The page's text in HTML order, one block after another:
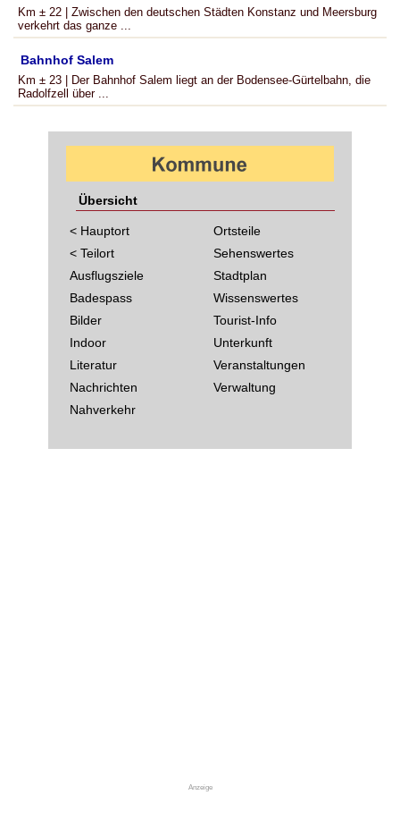
Km ± 22 | Zwischen den deutschen Städten Konstanz und Meersburg
verkehrt das ganze ...
Bahnhof Salem
Km ± 23 | Der Bahnhof Salem liegt an der Bodensee-Gürtelbahn, die
Radolfzell über ...
Übersicht
< Hauptort
< Teilort
Ausflugsziele
Badespass
Bilder
Indoor
Literatur
Nachrichten
Nahverkehr
Ortsteile
Sehenswertes
Stadtplan
Wissenswertes
Tourist-Info
Unterkunft
Veranstaltungen
Verwaltung
Anzeige